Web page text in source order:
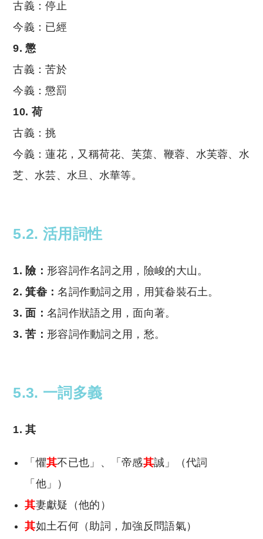
古義：停止
今義：已經
9. 懲
古義：苦於
今義：懲罰
10. 荷
古義：挑
今義：蓮花，又稱荷花、芙蕖、鞭蓉、水芙蓉、水
芝、水芸、水旦、水華等。
5.2. 活用詞性
1. 險： 形容詞作名詞之用，險峻的大山。
2. 箕畚：名詞作動詞之用，用箕畚裝石土。
3. 面： 名詞作狀語之用，面向著。
3. 苦： 形容詞作動詞之用，愁。
5.3. 一詞多義
1. 其
「懼其不已也」、「帝感其誠」（代詞
「他」）
其妻獻疑（他的）
其如土石何（助詞，加強反問語氣）